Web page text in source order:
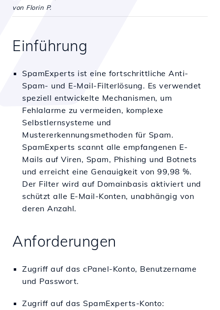
von Florin P.
Einführung
SpamExperts ist eine fortschrittliche Anti-
Spam- und E-Mail-Filterlösung. Es verwendet
speziell entwickelte Mechanismen, um
Fehlalarme zu vermeiden, komplexe
Selbstlernsysteme und
Mustererkennungsmethoden für Spam.
SpamExperts scannt alle empfangenen E-
Mails auf Viren, Spam, Phishing und Botnets
und erreicht eine Genauigkeit von 99,98 %.
Der Filter wird auf Domainbasis aktiviert und
schützt alle E-Mail-Konten, unabhängig von
deren Anzahl.
Anforderungen
Zugriff auf das cPanel-Konto, Benutzername
und Passwort.
Zugriff auf das SpamExperts-Konto: